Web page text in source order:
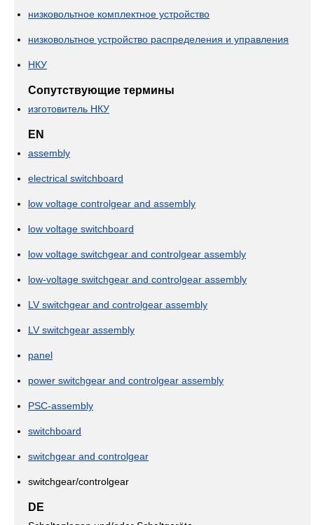
низковольтное комплектное устройство
низковольтное устройство распределения и управления
НКУ
Сопутствующие термины
изготовитель НКУ
EN
assembly
electrical switchboard
low voltage controlgear and assembly
low voltage switchboard
low voltage switchgear and controlgear assembly
low-voltage switchgear and controlgear assembly
LV switchgear and controlgear assembly
LV switchgear assembly
panel
power switchgear and controlgear assembly
PSC-assembly
switchboard
switchgear and controlgear
switchgear/controlgear
DE